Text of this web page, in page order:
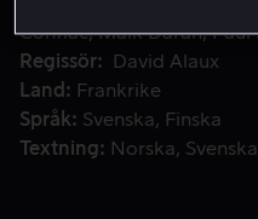
Confiac Maïk Darah Paul
Regissör
David Alaux
Land
Frankrike
Språk
Svenska
Finska
Textning
Norska Svenska